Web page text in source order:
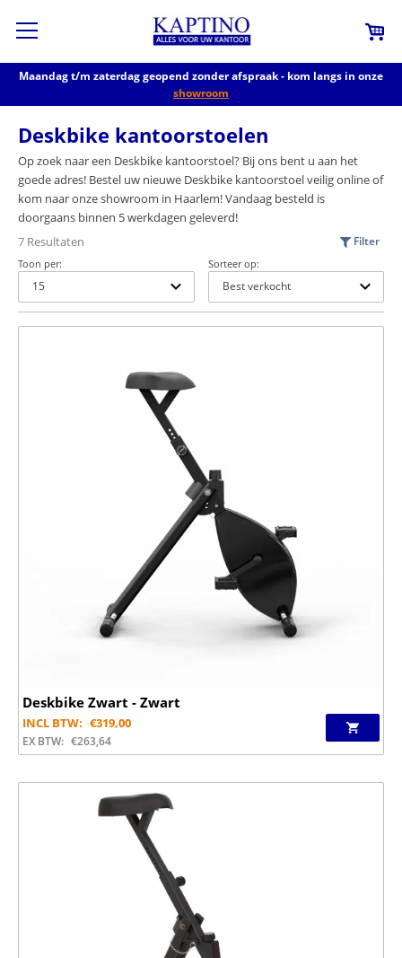
Maandag t/m zaterdag geopend zonder afspraak - kom langs in onze
showroom
Deskbike kantoorstoelen
Op zoek naar een Deskbike kantoorstoel? Bij ons bent u aan het
goede adres! Bestel uw nieuwe Deskbike kantoorstoel veilig online of
kom naar onze showroom in Haarlem! Vandaag besteld is
doorgaans binnen 5 werkdagen geleverd!
7 Resultaten
Filter
Toon per:
Sorteer op:
Deskbike Zwart - Zwart
INCL BTW: €319,00
EX BTW: €263,64